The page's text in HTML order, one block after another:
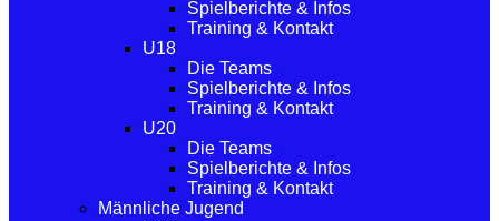
Spielberichte & Infos
Training & Kontakt
U18
Die Teams
Spielberichte & Infos
Training & Kontakt
U20
Die Teams
Spielberichte & Infos
Training & Kontakt
Männliche Jugend